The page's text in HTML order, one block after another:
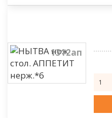
1312ап